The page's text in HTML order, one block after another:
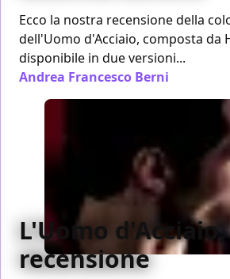
Ecco la nostra recensione della
dell'Uomo d'Acciaio, composta da
disponibile in due versioni...
Andrea Francesco Berni
L'Uomo
recensione